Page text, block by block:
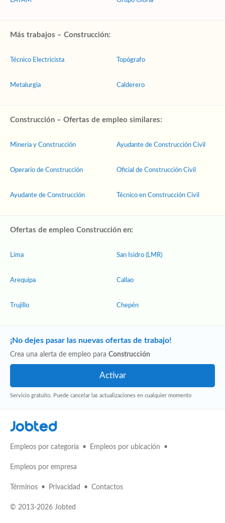
Más trabajos – Construcción:
Técnico Electricista
Metalurgia
Topógrafo
Calderero
Construcción – Ofertas de empleo similares:
Minería y Construcción
Operario de Construcción
Ayudante de Construcción
Ayudante de Construcción Civil
Oficial de Construcción Civil
Técnico en Construcción Civil
Ofertas de empleo Construcción en:
Lima
Arequipa
Trujillo
San Isidro (LMR)
Callao
Chepén
¡No dejes pasar las nuevas ofertas de trabajo!
Crea una alerta de empleo para Construcción
Servicio gratuito. Puede cancelar las actualizaciones en cualquier momento
Jobted
Empleos por categoría Empleos por ubicación
Empleos por empresa
Términos Privacidad Contactos
© 2013-2026 Jobted